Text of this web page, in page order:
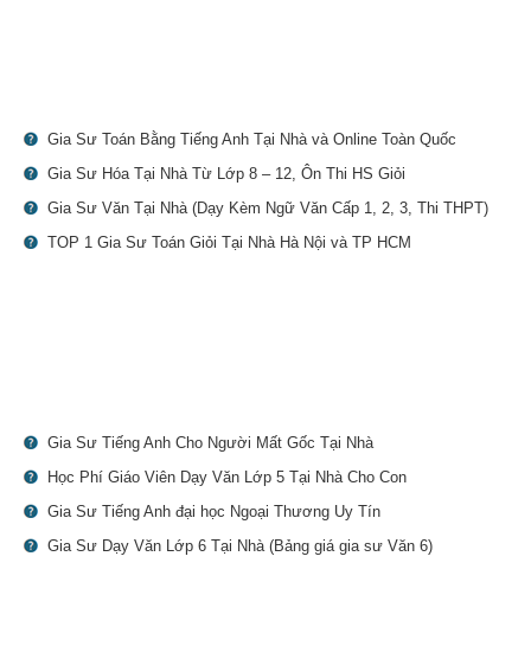
Gia Sư Toán Bằng Tiếng Anh Tại Nhà và Online Toàn Quốc
Gia Sư Hóa Tại Nhà Từ Lớp 8 – 12, Ôn Thi HS Giỏi
Gia Sư Văn Tại Nhà (Dạy Kèm Ngữ Văn Cấp 1, 2, 3, Thi THPT)
TOP 1 Gia Sư Toán Giỏi Tại Nhà Hà Nội và TP HCM
Gia Sư Tiếng Anh Cho Người Mất Gốc Tại Nhà
Học Phí Giáo Viên Dạy Văn Lớp 5 Tại Nhà Cho Con
Gia Sư Tiếng Anh đại học Ngoại Thương Uy Tín
Gia Sư Dạy Văn Lớp 6 Tại Nhà (Bảng giá gia sư Văn 6)